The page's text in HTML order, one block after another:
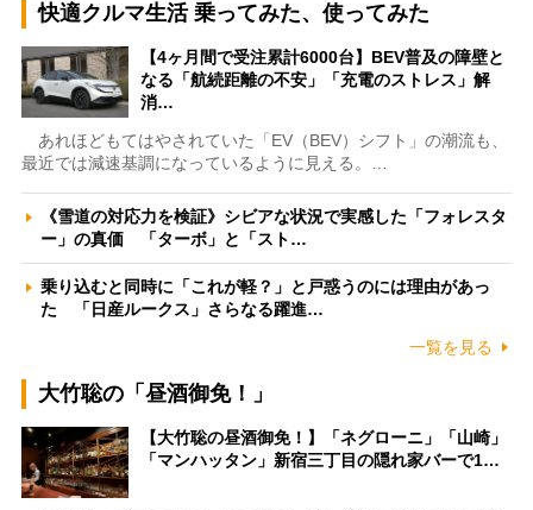
快適クルマ生活 乗ってみた、使ってみた
【4ヶ月間で受注累計6000台】BEV普及の障壁と
なる「航続距離の不安」「充電のストレス」解
消…
あれほどもてはやされていた「EV（BEV）シフト」の潮流も、
最近では減速基調になっているように見える。…
《雪道の対応力を検証》シビアな状況で実感した「フォレスタ
ー」の真価 「ターボ」と「スト…
乗り込むと同時に「これが軽？」と戸惑うのには理由があっ
た 「日産ルークス」さらなる躍進…
一覧を見る
大竹聡の「昼酒御免！」
【大竹聡の昼酒御免！】「ネグローニ」「山崎」
「マンハッタン」新宿三丁目の隠れ家バーで1…